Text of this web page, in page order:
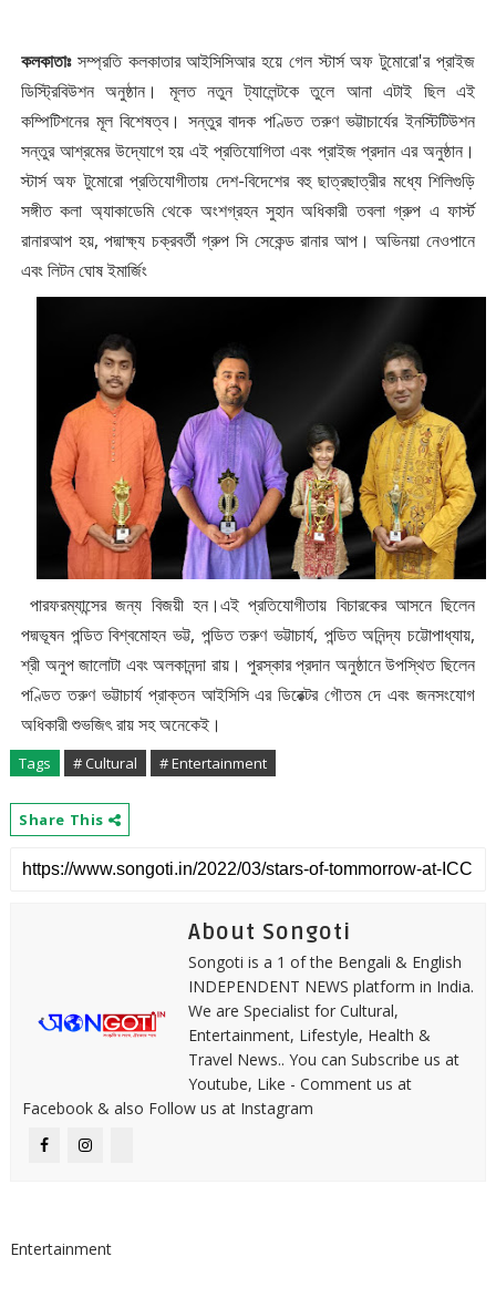
কলকাতাঃসম্প্রতি কলকাতার আইসিসিআর হয়ে গেল স্টার্স অফ টুমোরো'র প্রাইজ
ডিস্ট্রিবিউশন অনুষ্ঠান। মূলত নতুন ট্যালেন্টকে তুলে আনা এটাই ছিল এই
কম্পিটিশনের মূল বিশেষত্ব। সন্তুর বাদক পণ্ডিত তরুণ ভট্টাচার্যের ইনস্টিটিউশন
সন্তুর আশ্রমের উদ্যোগে হয় এই প্রতিযোগিতা এবং প্রাইজ প্রদান এর অনুষ্ঠান।
স্টার্স অফ টুমোরো প্রতিযোগীতায় দেশ-বিদেশের বহু ছাত্রছাত্রীর মধ্যে শিলিগুড়ি
সঙ্গীত কলা অ্যাকাডেমি থেকে অংশগ্রহন সুহান অধিকারী তবলা গ্রুপ এ ফার্স্ট
রানারআপ হয়, পদ্মাক্ষ্য চক্রবর্তী গ্রুপ সি সেকেন্ড রানার আপ। অভিনয়া নেওপানে
এবং লিটন ঘোষ ইমার্জিং
পারফরম্যান্সের জন্য বিজয়ী হন।এই প্রতিযোগীতায় বিচারকের আসনে ছিলেন
পদ্মভূষন পন্ডিত বিশ্বমোহন ভট্ট, পন্ডিত তরুণ ভট্টাচার্য, পন্ডিত অনিন্দ্য চট্টোপাধ্যায়,
শ্রী অনুপ জালোটা এবং অলকানন্দা রায়। পুরস্কার প্রদান অনুষ্ঠানে উপস্থিত ছিলেন
পণ্ডিত তরুণ ভট্টাচার্য প্রাক্তন আইসিসি এর ডিরেক্টর গৌতম দে এবং জনসংযোগ
অধিকারী শুভজিৎ রায় সহ অনেকেই।
Tags # Cultural # Entertainment
Share This
About Songoti
Songoti is a 1 of the Bengali & English
INDEPENDENT NEWS platform in India.
We are Specialist for Cultural,
Entertainment, Lifestyle, Health &
Travel News.. You can Subscribe us at
Youtube, Like - Comment us at
Facebook & also Follow us at Instagram
Entertainment